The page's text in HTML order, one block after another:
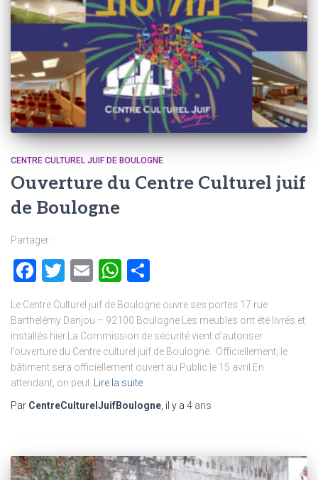
CENTRE CULTUREL JUIF DE BOULOGNE
Ouverture du Centre Culturel juif
de Boulogne
Partager :
Facebook
Twitter
EmailWhatsApp
Le Centre Culturel juif de Boulogne ouvre ses portes 17 rue
Barthélémy Danjou – 92100 Boulogne Les meubles ont été livrés et
installés hier.La Commission de sécurité vient d’autoriser
l’ouverture du Centre culturel juif de Boulogne. Officiellement, le
bâtiment sera officiellement ouvert au Public le 15 avril.En
attendant, on peut Lire la suite
Par CentreCulturelJuifBoulogne , il y a 4 ans